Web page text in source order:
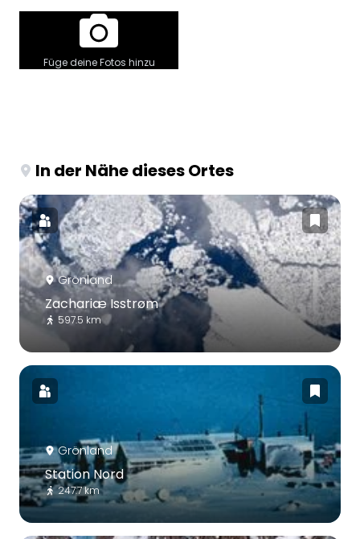
Füge deine Fotos hinzu
In der Nähe dieses Ortes
Grönland
Zachariæ Isstrøm
597.5 km
Grönland
Station Nord
247.7 km